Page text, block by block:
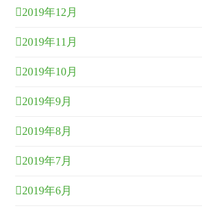
2019年12月
2019年11月
2019年10月
2019年9月
2019年8月
2019年7月
2019年6月